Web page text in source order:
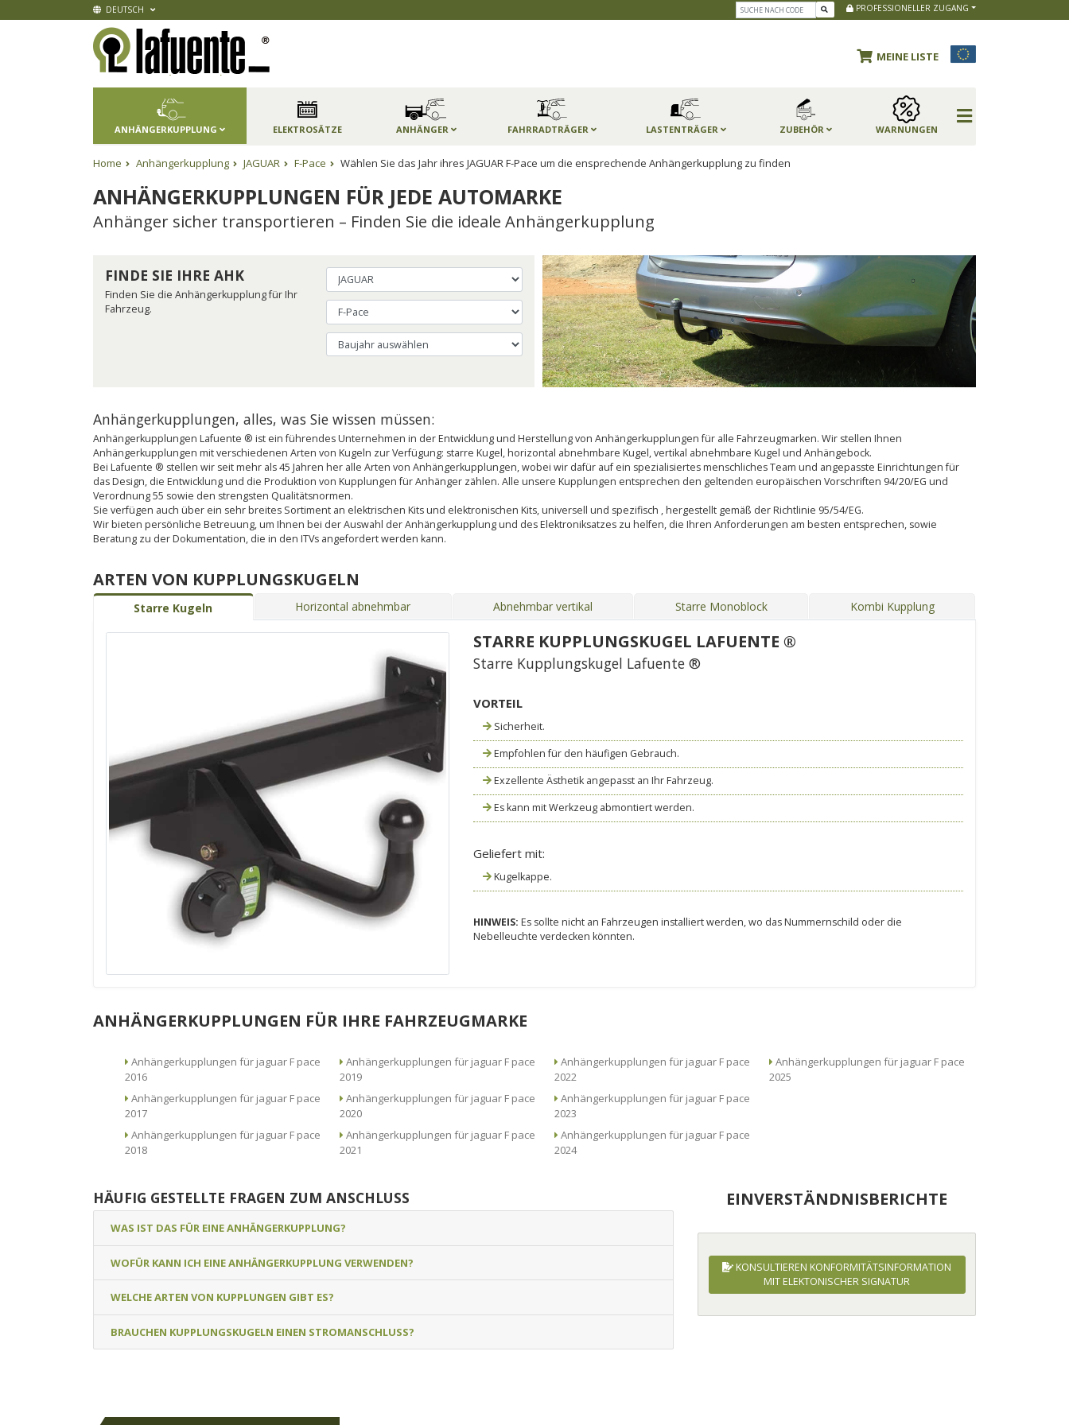
DEUTSCH PROFESSIONELLER ZUGANG
MEINE LISTE
ANHÄNGERKUPPLUNG ELEKTROSÄTZE ANHÄNGER FAHRRADTRÄGER LASTENTRÄGER ZUBEHÖR WARNUNGEN
Home Anhängerkupplung JAGUAR F-Pace Wählen Sie das Jahr ihres JAGUAR F-Pace um die ensprechende Anhängerkupplung zu finden
ANHÄNGERKUPPLUNGEN FÜR JEDE AUTOMARKE
Anhänger sicher transportieren – Finden Sie die ideale Anhängerkupplung
FINDE SIE IHRE AHK
Finden Sie die Anhängerkupplung für Ihr
Fahrzeug.
Anhängerkupplungen, alles, was Sie wissen müssen:
Anhängerkupplungen Lafuente ® ist ein führendes Unternehmen in der Entwicklung und Herstellung von Anhängerkupplungen für alle Fahrzeugmarken. Wir stellen Ihnen
Anhängerkupplungen mit verschiedenen Arten von Kugeln zur Verfügung: starre Kugel, horizontal abnehmbare Kugel, vertikal abnehmbare Kugel und Anhängebock.
Bei Lafuente ® stellen wir seit mehr als 45 Jahren her alle Arten von Anhängerkupplungen, wobei wir dafür auf ein spezialisiertes menschliches Team und angepasste Einrichtungen für
das Design, die Entwicklung und die Produktion von Kupplungen für Anhänger zählen. Alle unsere Kupplungen entsprechen den geltenden europäischen Vorschriften 94/20/EG und
Verordnung 55 sowie den strengsten Qualitätsnormen.
Sie verfügen auch über ein sehr breites Sortiment an elektrischen Kits und elektronischen Kits, universell und spezifisch , hergestellt gemäß der Richtlinie 95/54/EG.
Wir bieten persönliche Betreuung, um Ihnen bei der Auswahl der Anhängerkupplung und des Elektroniksatzes zu helfen, die Ihren Anforderungen am besten entsprechen, sowie
Beratung zu der Dokumentation, die in den ITVs angefordert werden kann.
ARTEN VON KUPPLUNGSKUGELN
Starre Kugeln Horizontal abnehmbar Abnehmbar vertikal Starre Monoblock Kombi Kupplung
STARRE KUPPLUNGSKUGEL LAFUENTE ®
Starre Kupplungskugel Lafuente ®
VORTEIL
Sicherheit.
Empfohlen für den häufigen Gebrauch.
Exzellente Ästhetik angepasst an Ihr Fahrzeug.
Es kann mit Werkzeug abmontiert werden.
Geliefert mit:
Kugelkappe.
HINWEIS: Es sollte nicht an Fahrzeugen installiert werden, wo das Nummernschild oder die
Nebelleuchte verdecken könnten.
ANHÄNGERKUPPLUNGEN FÜR IHRE FAHRZEUGMARKE
Anhängerkupplungen für jaguar F pace
2016
Anhängerkupplungen für jaguar F pace
2017
Anhängerkupplungen für jaguar F pace
2018
Anhängerkupplungen für jaguar F pace
2019
Anhängerkupplungen für jaguar F pace
2020
Anhängerkupplungen für jaguar F pace
2021
Anhängerkupplungen für jaguar F pace
2022
Anhängerkupplungen für jaguar F pace
2023
Anhängerkupplungen für jaguar F pace
2024
Anhängerkupplungen für jaguar F pace
2025
HÄUFIG GESTELLTE FRAGEN ZUM ANSCHLUSS
WAS IST DAS FÜR EINE ANHÄNGERKUPPLUNG?
WOFÜR KANN ICH EINE ANHÄNGERKUPPLUNG VERWENDEN?
WELCHE ARTEN VON KUPPLUNGEN GIBT ES?
BRAUCHEN KUPPLUNGSKUGELN EINEN STROMANSCHLUSS?
EINVERSTÄNDNISBERICHTE
KONSULTIEREN KONFORMITÄTSINFORMATION
MIT ELEKTONISCHER SIGNATUR